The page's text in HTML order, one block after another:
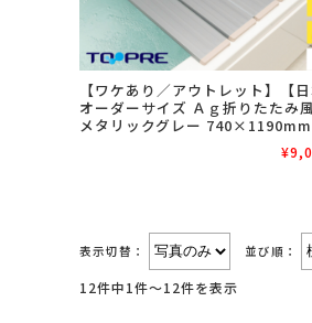
【ワケあり／アウトレット】【日
オーダーサイズ Ａｇ折りたたみ
メタリックグレー 740×1190mm
表示切替： 並び順：
12件中1件～12件を表示